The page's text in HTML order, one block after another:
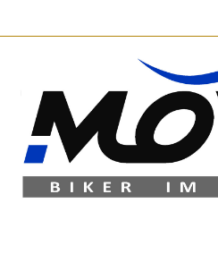
Inhalt